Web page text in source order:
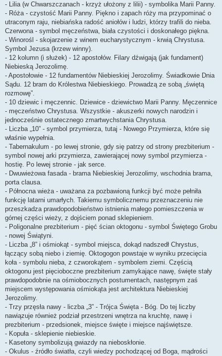
- Lilia (w Chwarszczanach - krzyż ułożony z lilii) - symbolika Marii Panny.
- Róża - czystość Marii Panny. Piękno i zapach róży ma przypominać o
utraconym raju, niebiańska radość aniołów i ludzi, którzy trafili do nieba.
Czerwona - symbol męczeństwa, biała czystości i doskonałego piękna.
- Winorośl - skojarzenie z winem eucharystycznym - krwią Chrystusa.
Symbol Jezusa (krzew winny).
- 12 kolumn (i służek) - 12 apostołów. Filary dźwigają (jak fundament)
Niebieską Jerozolimę.
- Apostołowie - 12 fundamentów Niebieskiej Jerozolimy. Świadkowie Dnia
Sądu. 12 bram do Królestwa Niebieskiego. Prowadzą ze sobą „świętą
rozmowę”.
- 10 dziewic i męczennic. Dziewice - dziewictwo Marii Panny. Męczennice
- męczeństwo Chrystusa. Wszystkie - akuszerki nowych narodzin i
jednocześnie ostatecznego zmartwychstania Chrystusa.
- Liczba „10” - symbol przymierza, tutaj - Nowego Przymierza, które się
właśnie wypełnia.
- Tabernakulum - po lewej stronie, gdy się patrzy od strony prezbiterium -
symbol nowej arki przymierza, zawierającej nowy symbol przymierza -
hostię. Po lewej stronie - jak serce.
- Dwuwieżowa fasada - brama Niebieskiej Jerozolimy, wschodnia brama,
porta clausa.
- Północna wieża - uważana za pozbawioną funkcji być może pełniła
funkcję latarni umarłych. Takiemu symbolicznemu przeznaczeniu nie
przeszkadza prawdopodobieństwo istnienia małego pomieszczenia w
górnej części wieży, z dojściem ponad sklepieniem.
- Poligonalne prezbiterium - pięć ścian oktogonu - symbol Świętego Grobu
- nowej Świątyni.
- Liczba „8” i ośmiokąt - symbol miejsca, dokąd nadszedł Chrystus,
łączący sobą niebo i ziemię. Oktogogon powstaje w wyniku przecięcia
koła - symbolu nieba, z czworokątem - symbolem ziemi. Częścią
oktogonu jest pięcioboczne prezbiterium zamykające nawę, święte stały
prawdopodobnie na ośmiobocznych postumentach, następnym zaś
miejscem występowania ośmiokąta jest architektura Niebieskiej
Jerozolimy.
- Trzy przęsła nawy - liczba „3” - Trójca Święta - Bóg. Do tej liczby
nawiązuje również podział przestrzeni wnętrza na kruchtę, nawę i
prezbiterium - przedsionek, miejsce święte i miejsce najświętsze.
- Kopuła - sklepienie niebieskie.
- Kasetony symbolizują gwiazdy na nieboskłonie.
- Okulus - źródło światła, czyli wiedzy pochodzącej od Boga, mądrości